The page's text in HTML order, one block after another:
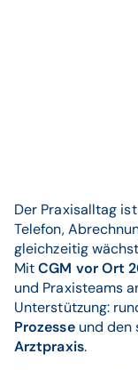
Der Praxisalltag
Telefon,
gleichzeitig
MitCGM vor Ort
und Praxisteams
Unterstützung:
Prozesseund den
Arztpraxis.